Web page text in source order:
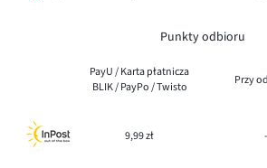
Punkty odbioru
PayU / Karta płatnicza
BLIK / PayPo / Twisto
Przy
9,99 zł -